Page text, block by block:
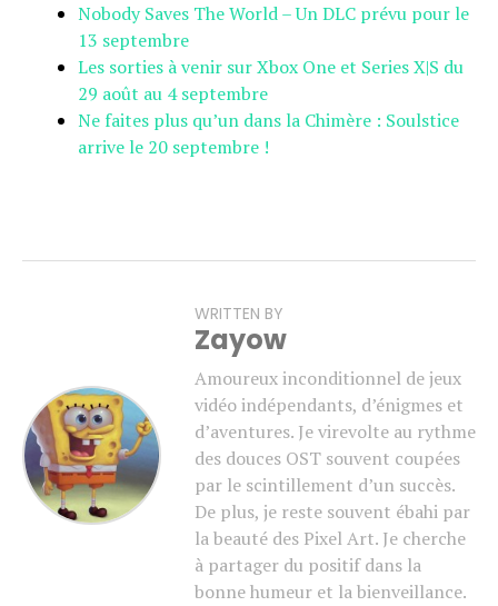
Nobody Saves The World – Un DLC prévu pour le
13 septembre
Les sorties à venir sur Xbox One et Series X|S du
29 août au 4 septembre
Ne faites plus qu’un dans la Chimère : Soulstice
arrive le 20 septembre !
WRITTEN BY
Zayow
Amoureux inconditionnel de jeux
vidéo indépendants, d’énigmes et
d’aventures. Je virevolte au rythme
des douces OST souvent coupées
par le scintillement d’un succès.
De plus, je reste souvent ébahi par
la beauté des Pixel Art. Je cherche
à partager du positif dans la
bonne humeur et la bienveillance.